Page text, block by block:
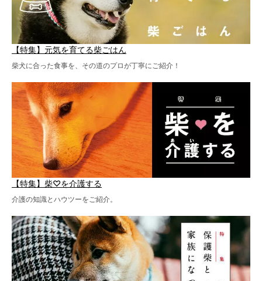
【特集】元気を育てる柴ごはん
柴犬に合った食事を、その道のプロが丁寧にご紹介！
【特集】柴♡を介護する
介護の知識とハウツーをご紹介。